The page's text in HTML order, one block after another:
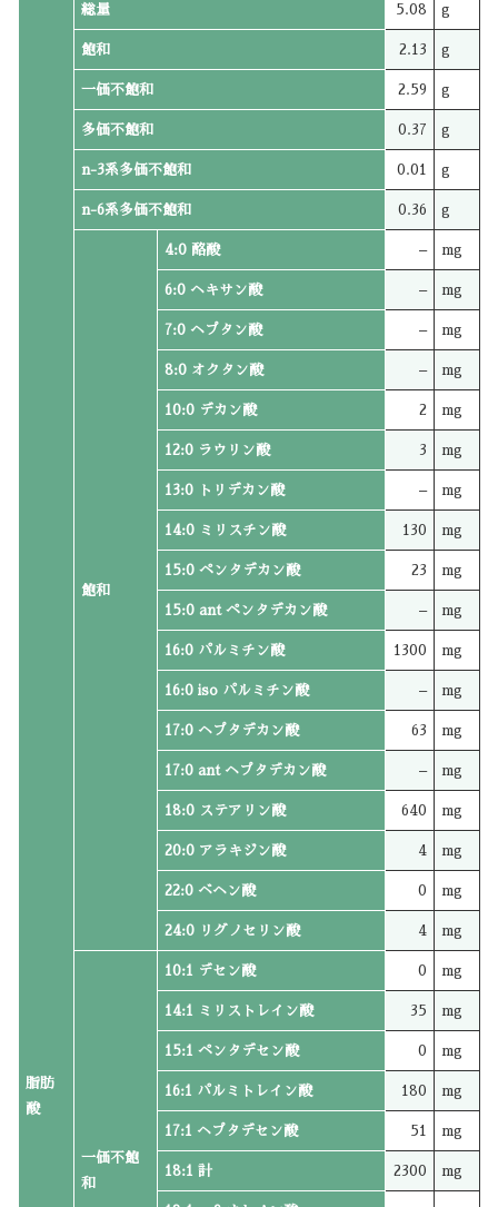
脂肪
酸
総量 5.08 g
飽和 2.13 g
一価不飽和 2.59 g
多価不飽和 0.37 g
n-3系多価不飽和 0.01 g
n-6系多価不飽和 0.36 g
飽和
4:0 酪酸 – mg
6:0 ヘキサン酸 – mg
7:0 ヘプタン酸 – mg
8:0 オクタン酸 – mg
10:0 デカン酸 2 mg
12:0 ラウリン酸 3 mg
13:0 トリデカン酸 – mg
14:0 ミリスチン酸 130 mg
15:0 ペンタデカン酸 23 mg
15:0 ant ペンタデカン酸 – mg
16:0 パルミチン酸 1300 mg
16:0 iso パルミチン酸 – mg
17:0 ヘプタデカン酸 63 mg
17:0 ant ヘプタデカン酸 – mg
18:0 ステアリン酸 640 mg
20:0 アラキジン酸 4 mg
22:0 ベヘン酸 0 mg
24:0 リグノセリン酸 4 mg
一価不飽
和
10:1 デセン酸 0 mg
14:1 ミリストレイン酸 35 mg
15:1 ペンタデセン酸 0 mg
16:1 パルミトレイン酸 180 mg
17:1 ヘプタデセン酸 51 mg
18:1 計 2300 mg